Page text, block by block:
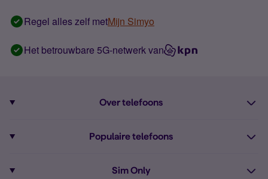
Regel alles zelf metMijn Simyo
Het betrouwbare 5G-netwerk van
Over telefoons
Alle telefoons
Populaire telefoons
Sim Only